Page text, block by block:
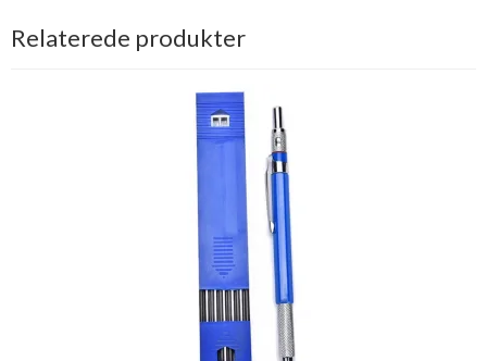
Relaterede produkter